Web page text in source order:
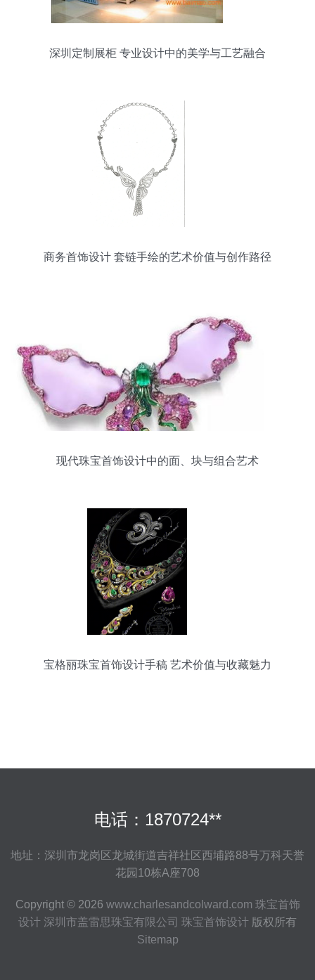
深圳定制展柜 专业设计中的美学与工艺融合
商务首饰设计 套链手绘的艺术价值与创作路径
现代珠宝首饰设计中的面、块与组合艺术
宝格丽珠宝首饰设计手稿 艺术价值与收藏魅力
电话：1870724**
地址：深圳市龙岗区龙城街道吉祥社区西埔路88号万科天誉
花园10栋A座708
Copyright © 2026 www.charlesandcolward.com 珠宝首饰
设计 深圳市盖雷思珠宝有限公司 珠宝首饰设计 版权所有
Sitemap